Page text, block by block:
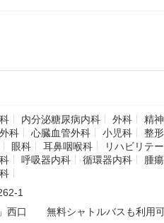
内分泌糖尿病内科 外科
精
科 心臓血管外科 小児科
整
眼科 耳鼻咽喉科
リハビリテ
呼吸器内科 循環器内科
腫
1
西口 無料シャトルバスも利用